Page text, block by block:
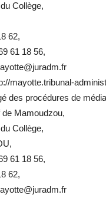
Collège,
62,
61 18 56,
mayotte.tribunal-
des procédures de
Mamoudzou,
Collège,
61 18 56,
62,